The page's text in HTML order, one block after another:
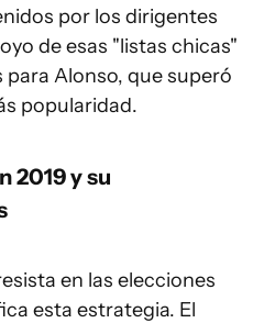
por los dirigentes
de esas "listas chicas"
Alonso, que superó
popularidad.
2019 y su
en las elecciones
esta estrategia. El